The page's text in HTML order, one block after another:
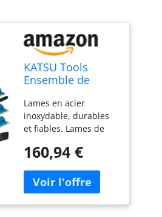
KATSU Tools
Ensemble de
pour cloisons
sèches, lames en
acier inoxydable
de 25 + 40 + 60 +
80 cm, spatule
d'écrémage pour
mur, plafond,
outils de lissage
pour plâtre
Lames en acier
inoxydable, durables
et fiables. Lames de
supplémentaires de
incluses pour une
utilisation flexible.
Manche télescopique
160,94 €